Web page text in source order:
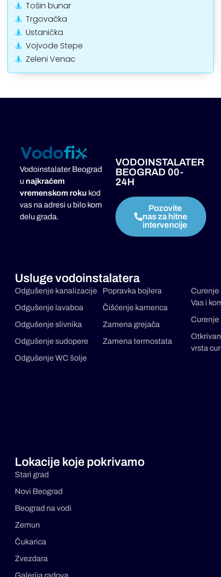
Tošin bunar
Trgovačka
Ustanička
Vojvode Stepe
Zeleni Venac
Vodoinstalater Beograd
u najkraćem
vremenskom roku kod
vas na adresi u bilo kom
delu grada.
VODOINSTALATER
BEOGRAD 00-
24H
Pozovite
nas za hitne
intervencije
Usluge vodoinstalatera
Odgušenje kanalizacije
Odgušenje lavaboa
Odgušenje slivnika
Odgušenje sudopere
Odgušenje WC šolje
Popravka bojlera
Čišćenje kamenca
Zamena grejača
Zamena termostata
Curenje
Vas i
Curenje
vrsta
Lokacije koje pokrivamo
Stari grad
Novi Beograd
Beograd na vodi
Zemun
Čukarica
Zvezdara
Galerija radova